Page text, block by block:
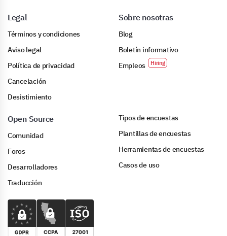
Legal
Términos y condiciones
Aviso legal
Política de privacidad
Cancelación
Desistimiento
Sobre nosotras
Blog
Boletín informativo
Empleos
Open Source
Comunidad
Foros
Desarrolladores
Traducción
Tipos de encuestas
Plantillas de encuestas
Herramientas de encuestas
Casos de uso